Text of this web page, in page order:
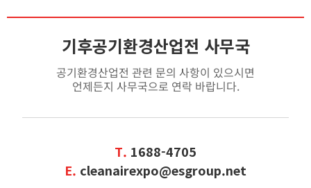
기후공기환경산업전 사무국
공기환경산업전 관련 문의 사항이 있으시면
언제든지 사무국으로 연락 바랍니다.
T. 1688-4705
E. cleanairexpo@esgroup.net